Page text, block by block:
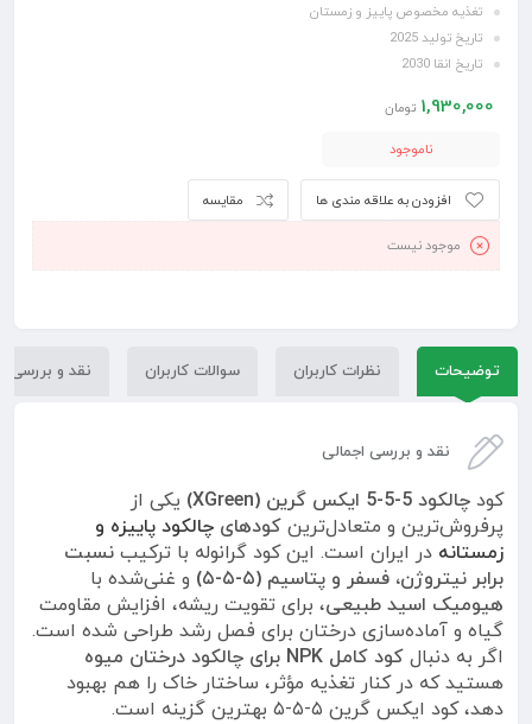
تغذیه مخصوص پاییز و زمستان
تاریخ تولید 2025
تاریخ انقا 2030
1,930,000 تومان
ناموجود
مقایسه افزودن به علاقه مندی ها
موجود نیست
توضیحات نظرات کاربران سوالات کاربران نقد و بررسی
نقد و بررسی اجمالی
کود چالکود 5-5-5 ایکس گرین (XGreen)
یکی از
پرفروش‌ترین و متعادل‌ترین کودهای چالکود پاییزه و
زمستانه در ایران است. این کود گرانوله با ترکیب نسبت
برابر نیتروژن، فسفر و پتاسیم (۵-۵-۵)
و غنی‌شده با
هیومیک اسید طبیعی، برای تقویت ریشه، افزایش مقاومت
گیاه و آماده‌سازی درختان برای فصل رشد طراحی شده است.
اگر به دنبال کود کامل NPK برای چالکود درختان میوه
هستید که در کنار تغذیه مؤثر، ساختار خاک را هم بهبود
دهد، کود ایکس گرین ۵-۵-۵ بهترین گزینه است.